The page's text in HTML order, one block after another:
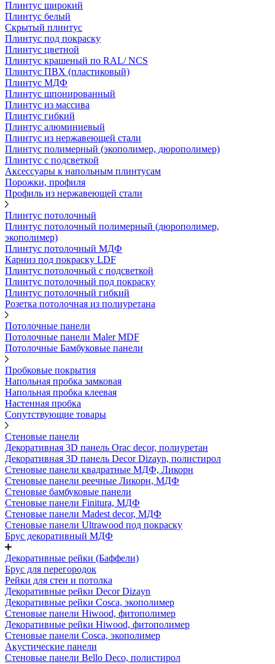
Плинтус широкий
Плинтус белый
Скрытый плинтус
Плинтус под покраску
Плинтус цветной
Плинтус крашеный по RAL/ NCS
Плинтус ПВХ (пластиковый)
Плинтус МДФ
Плинтус шпонированный
Плинтус из массива
Плинтус гибкий
Плинтус алюминиевый
Плинтус из нержавеющей стали
Плинтус полимерный (экополимер, дюрополимер)
Плинтус с подсветкой
Аксессуары к напольным плинтусам
Порожки, профиля
Профиль из нержавеющей стали
Плинтус потолочный
Плинтус потолочный полимерный (дюрополимер,
экополимер)
Плинтус потолочный МДФ
Карниз под покраску LDF
Плинтус потолочный с подсветкой
Плинтус потолочный под покраску
Плинтус потолочный гибкий
Розетка потолочная из полиуретана
Потолочные панели
Потолочные панели Maler MDF
Потолочные Бамбуковые панели
Пробковые покрытия
Напольная пробка замковая
Напольная пробка клеевая
Настенная пробка
Сопутствующие товары
Стеновые панели
Декоративная 3D панель Orac decor, полиуретан
Декоративная 3D панель Decor Dizayn, полистирол
Стеновые панели квадратные МДФ, Ликорн
Стеновые панели реечные Ликорн, МДФ
Стеновые бамбуковые панели
Стеновые панели Finitura, МДФ
Стеновые панели Madest decor, МДФ
Стеновые панели Ultrawood под покраску
Брус декоративный МДФ
Декоративные рейки (Баффели)
Брус для перегородок
Рейки для стен и потолка
Декоративные рейки Decor Dizayn
Декоративные рейки Cosca, экополимер
Стеновые панели Hiwood, фитополимер
Декоративные рейки Hiwood, фитополимер
Стеновые панели Cosca, экополимер
Акустические панели
Стеновые панели Bello Deco, полистирол